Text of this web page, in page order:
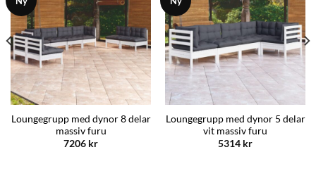
Loungegrupp med dynor 8 delar
massiv furu
7206 kr
Loungegrupp med dynor 5 delar
vit massiv furu
5314 kr